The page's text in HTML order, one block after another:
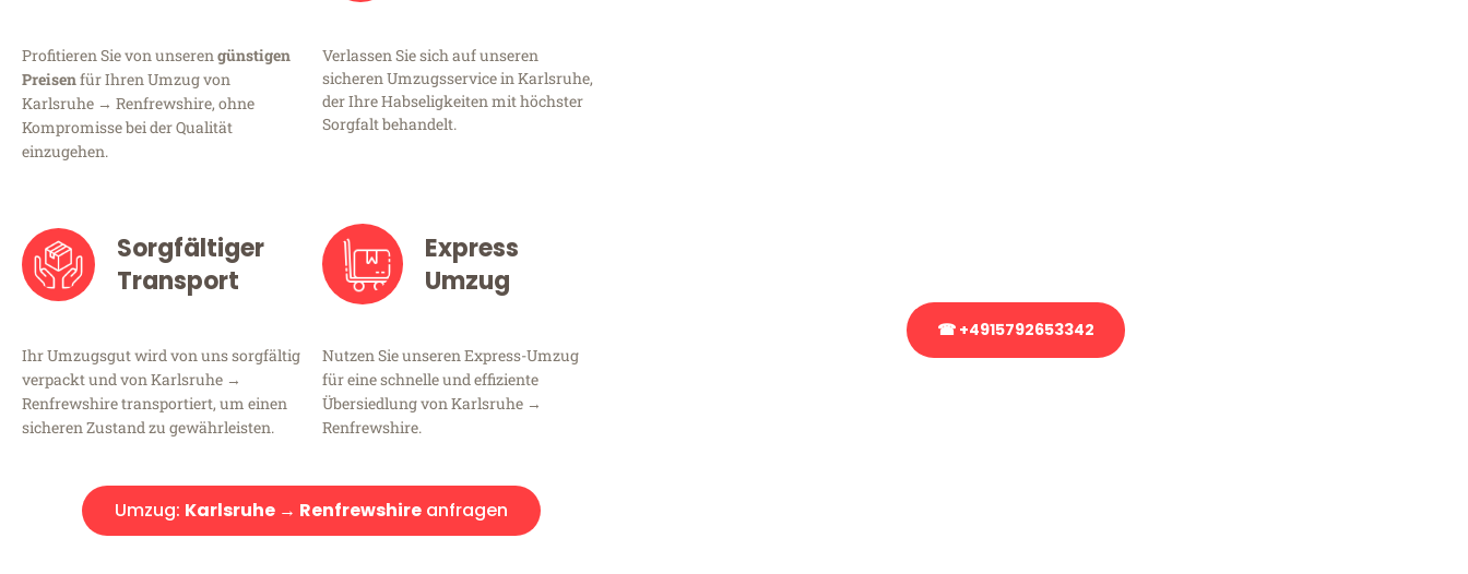
Profitieren Sie von unserengünstigen
Preisenfür Ihren Umzug von
Karlsruhe → Renfrewshire, ohne
Kompromisse bei der Qualität
einzugehen.
Verlassen Sie sich auf unseren
sicheren Umzugsservice in Karlsruhe,
der Ihre Habseligkeiten mit höchster
Sorgfalt behandelt.
Sorgfältiger
Transport
Ihr Umzugsgut wird von uns sorgfältig
verpackt und von Karlsruhe →
Renfrewshire transportiert, um einen
sicheren Zustand zu gewährleisten.
Express
Umzug
Nutzen Sie unseren Express-Umzug
für eine schnelle und effiziente
Übersiedlung von Karlsruhe →
Renfrewshire.
Umzug: Karlsruhe → Renfrewshire anfragen
☎ +4915792653342